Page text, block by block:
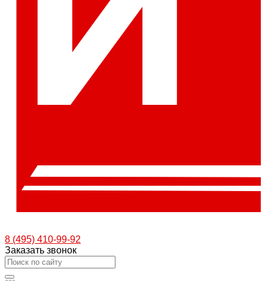
8 (495) 410-99-92
Заказать звонок